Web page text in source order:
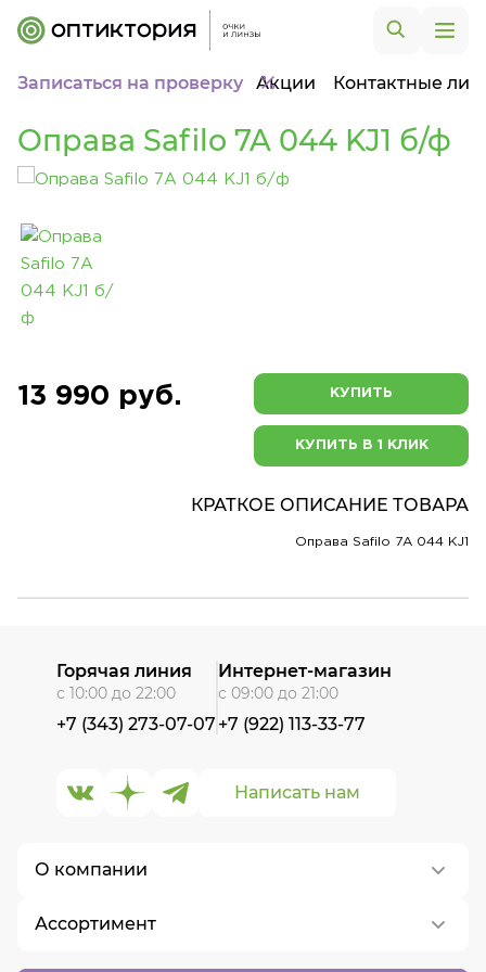
Записаться на проверку Акции Контактные
Оправа Safilo 7A 044 KJ1 б/ф
13 990 руб. КУПИТЬ
КУПИТЬ В 1 КЛИК
КРАТКОЕ ОПИСАНИЕ ТОВАРА
Оправа Safilo 7A 044 KJ1
О компании
О нас
Контакты
Ассортимент
Написать нам
Горячая линия
с 10:00 до 22:00
+7 (343) 273-07-07
Интернет-магазин
с 09:00 до 21:00
+7 (922) 113-33-77